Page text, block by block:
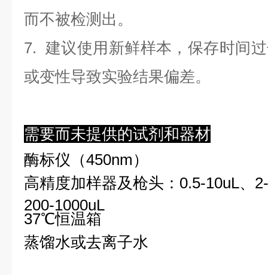
而不被检测出。
7. 建议使用新鲜样本，保存时间
或变性导致实验结果偏差。
需要而未提供的试剂和器材
酶标仪（450nm）
高精度加样器及枪头：0.5-10uL、
200-1000uL
37℃恒温箱
蒸馏水或去离子水